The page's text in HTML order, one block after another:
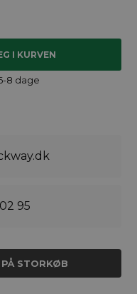
8 dage
95
STORKØB